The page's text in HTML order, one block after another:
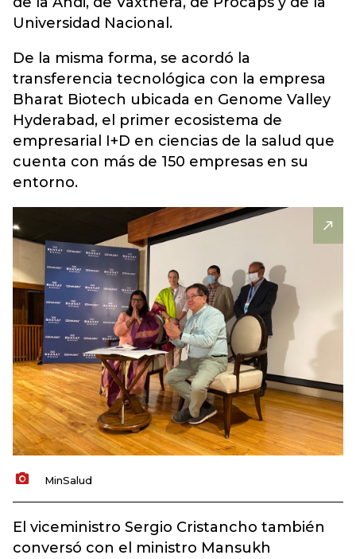
Universidad Nacional.
De la misma forma, se acordó la
transferencia tecnológica con la empresa
Bharat Biotech ubicada en Genome Valley
Hyderabad, el primer ecosistema de
empresarial I+D en ciencias de la salud que
cuenta con más de 150 empresas en su
entorno.
MinSalud
El viceministro Sergio Cristancho también
conversó con el ministro Mansukh